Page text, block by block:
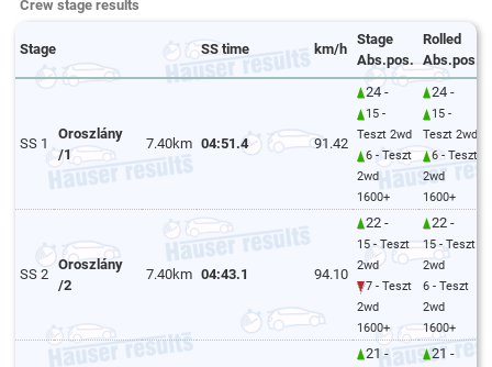
Crew stage results
Stage SS time km/h
Stage
Abs.pos.
Rolled
Abs.pos.
SS 1
Oroszlány
/1
7.40km 04:51.4 91.42
24 -
15 -
Teszt 2wd
6 - Teszt
2wd
1600+
24 -
15 -
Teszt 2wd
6 - Teszt
2wd
1600+
SS 2
Oroszlány
/2
7.40km 04:43.1 94.10
22 -
15 - Teszt
2wd
7 - Teszt
2wd
1600+
22 -
15 - Teszt
2wd
6 - Teszt
2wd
1600+
21 - 21 -